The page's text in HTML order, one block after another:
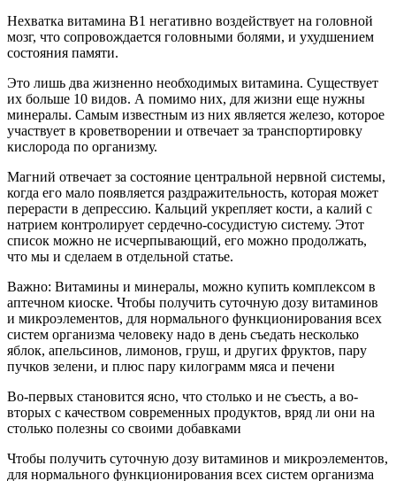
Нехватка витамина В1 негативно воздействует на головной
мозг, что сопровождается головными болями, и ухудшением
состояния памяти.
Это лишь два жизненно необходимых витамина. Существует
их больше 10 видов. А помимо них, для жизни еще нужны
минералы. Самым известным из них является железо, которое
участвует в кроветворении и отвечает за транспортировку
кислорода по организму.
Магний отвечает за состояние центральной нервной системы,
когда его мало появляется раздражительность, которая может
перерасти в депрессию. Кальций укрепляет кости, а калий с
натрием контролирует сердечно-сосудистую систему. Этот
список можно не исчерпывающий, его можно продолжать,
что мы и сделаем в отдельной статье.
Важно: Витамины и минералы, можно купить комплексом в
аптечном киоске. Чтобы получить суточную дозу витаминов
и микроэлементов, для нормального функционирования всех
систем организма человеку надо в день съедать несколько
яблок, апельсинов, лимонов, груш, и других фруктов, пару
пучков зелени, и плюс пару килограмм мяса и печени
Во-первых становится ясно, что столько и не съесть, а во-
вторых с качеством современных продуктов, вряд ли они на
столько полезны со своими добавками
Чтобы получить суточную дозу витаминов и микроэлементов,
для нормального функционирования всех систем организма